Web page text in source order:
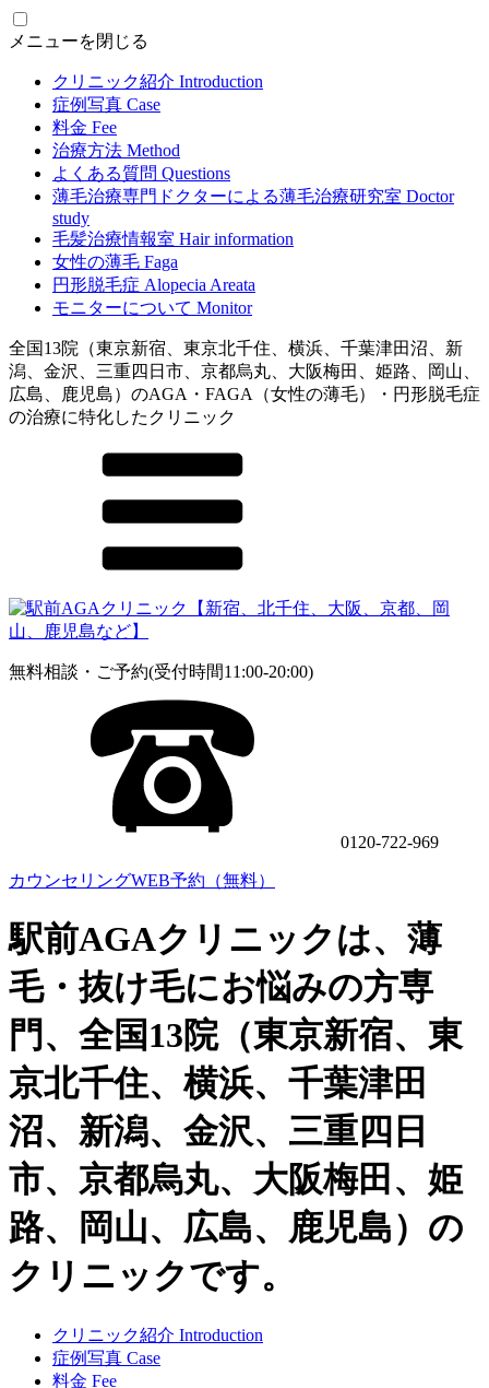
メニューを閉じる
クリニック紹介 Introduction
症例写真 Case
料金 Fee
治療方法 Method
よくある質問 Questions
薄毛治療専門ドクターによる薄毛治療研究室 Doctor
study
毛髪治療情報室 Hair information
女性の薄毛 Faga
円形脱毛症 Alopecia Areata
モニターについて Monitor
全国13院（東京新宿、東京北千住、横浜、千葉津田沼、新
潟、金沢、三重四日市、京都烏丸、大阪梅田、姫路、岡山、
広島、鹿児島）のAGA・FAGA（女性の薄毛）・円形脱毛症
の治療に特化したクリニック
無料相談・ご予約(受付時間11:00-20:00)
0120-722-969
カウンセリングWEB予約（無料）
駅前AGAクリニックは、薄
毛・抜け毛にお悩みの方専
門、全国13院（東京新宿、東
京北千住、横浜、千葉津田
沼、新潟、金沢、三重四日
市、京都烏丸、大阪梅田、姫
路、岡山、広島、鹿児島）の
クリニックです。
クリニック紹介 Introduction
症例写真 Case
料金 Fee